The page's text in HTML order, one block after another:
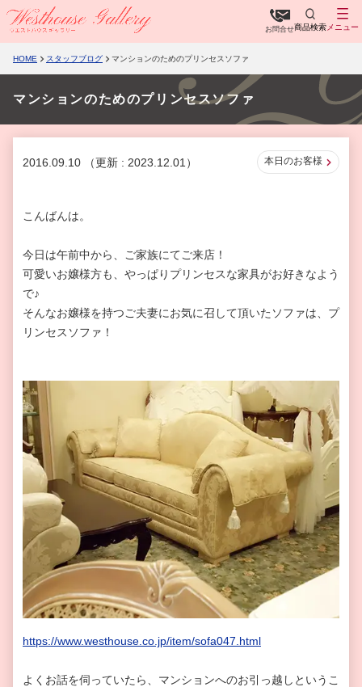
お問合せ商品検索 メニュー
HOME スタッフブログ マンションのためのプリンセスソファ
マンションのためのプリンセスソファ
2016.09.10 （更新 : 2023.12.01） 本日のお客様
こんばんは。
今日は午前中から、ご家族にてご来店！
可愛いお嬢様方も、やっぱりプリンセスな家具がお好きなよう
で♪
そんなお嬢様を持つご夫妻にお気に召して頂いたソファは、プ
リンセスソファ！
https://www.westhouse.co.jp/item/sofa047.html
よくお話を伺っていたら、マンションへのお引っ越しというこ